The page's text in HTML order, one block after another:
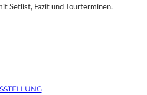
Setlist, Fazit und Tourterminen.